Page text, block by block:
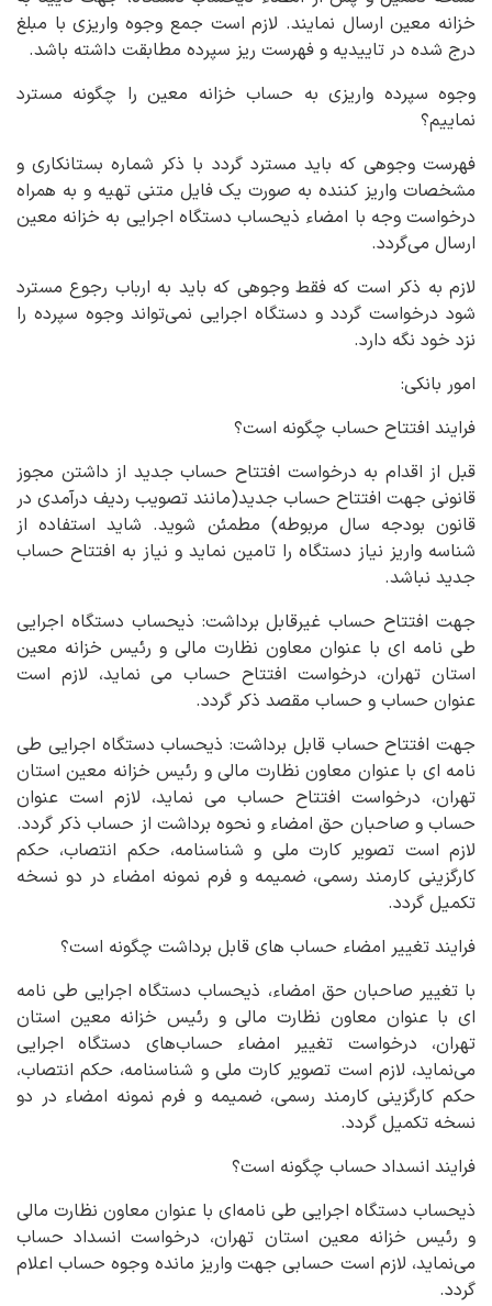
خزانه معین ارسال نمایند. لازم است جمع وجوه واریزی با مبلغ
درج شده در تاییدیه و فهرست ریز سپرده مطابقت داشته باشد.
وجوه سپرده واریزی به حساب خزانه معین را چگونه مسترد
نماییم؟
فهرست وجوهی که باید مسترد گردد با ذکر شماره بستانکاری و
مشخصات واریز کننده به صورت یک فایل متنی تهیه و به همراه
درخواست وجه با امضاء ذیحساب دستگاه اجرایی به خزانه معین
ارسال می‌گردد.
لازم به ذکر است که فقط وجوهی که باید به ارباب رجوع مسترد
شود درخواست گردد و دستگاه اجرایی نمی‌تواند وجوه سپرده را
نزد خود نگه دارد.
امور بانکی:
فرایند افتتاح حساب چگونه است؟
قبل از اقدام به درخواست افتتاح حساب جدید از داشتن مجوز
قانونی جهت افتتاح حساب جدید(مانند تصویب ردیف درآمدی در
قانون بودجه سال مربوطه) مطمئن شوید. شاید استفاده از
شناسه واریز نیاز دستگاه را تامین نماید و نیاز به افتتاح حساب
جدید نباشد.
جهت افتتاح حساب غیرقابل برداشت: ذیحساب دستگاه اجرایی
طی نامه ای با عنوان معاون نظارت مالی و رئیس خزانه معین
استان تهران، درخواست افتتاح حساب می نماید، لازم است
عنوان حساب و حساب مقصد ذکر گردد.
جهت افتتاح حساب قابل برداشت: ذیحساب دستگاه اجرایی طی
نامه ای با عنوان معاون نظارت مالی و رئیس خزانه معین استان
تهران، درخواست افتتاح حساب می نماید، لازم است عنوان
حساب و صاحبان حق امضاء و نحوه برداشت از حساب ذکر گردد.
لازم است تصویر کارت ملی و شناسنامه، حکم انتصاب، حکم
کارگزینی کارمند رسمی، ضمیمه و فرم نمونه امضاء در دو نسخه
تکمیل گردد.
فرایند تغییر امضاء حساب های قابل برداشت چگونه است؟
با تغییر صاحبان حق امضاء، ذیحساب دستگاه اجرایی طی نامه
ای با عنوان معاون نظارت مالی و رئیس خزانه معین استان
تهران، درخواست تغییر امضاء حساب‌های دستگاه اجرایی
می‌نماید، لازم است تصویر کارت ملی و شناسنامه، حکم انتصاب،
حکم کارگزینی کارمند رسمی، ضمیمه و فرم نمونه امضاء در دو
نسخه تکمیل گردد.
فرایند انسداد حساب چگونه است؟
ذیحساب دستگاه اجرایی طی نامه‌ای با عنوان معاون نظارت مالی
و رئیس خزانه معین استان تهران، درخواست انسداد حساب
می‌نماید، لازم است حسابی جهت واریز مانده وجوه حساب اعلام
گردد.